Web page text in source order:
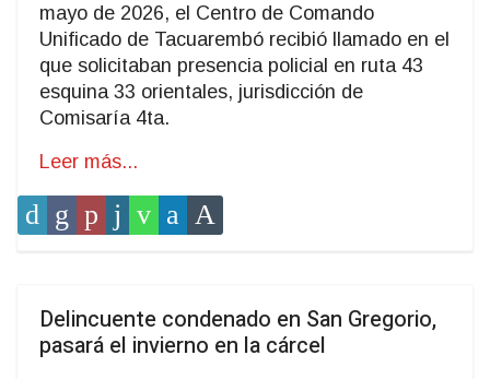
mayo de 2026, el Centro de Comando
Unificado de Tacuarembó recibió llamado en el
que solicitaban presencia policial en ruta 43
esquina 33 orientales, jurisdicción de
Comisaría 4ta.
Leer más...
Delincuente condenado en San Gregorio,
pasará el invierno en la cárcel